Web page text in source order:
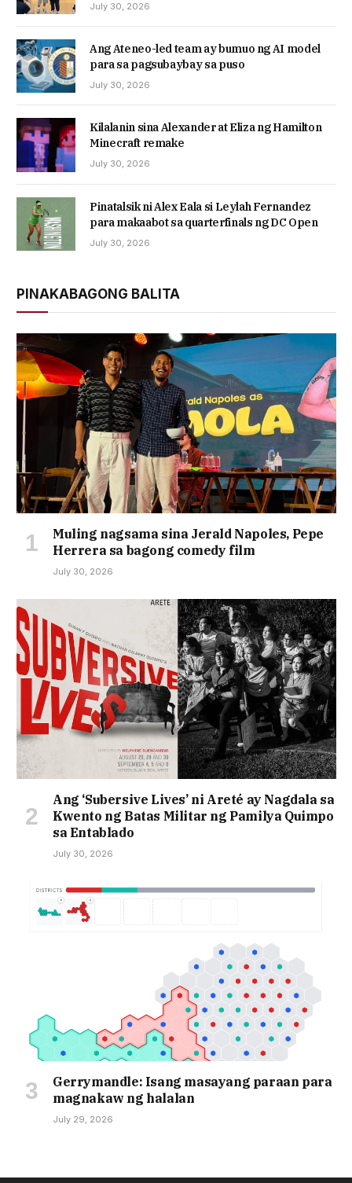
July 30, 2026
Ang Ateneo-led team ay bumuo ng AI model
para sa pagsubaybay sa puso
July 30, 2026
Kilalanin sina Alexander at Eliza ng Hamilton
Minecraft remake
July 30, 2026
Pinatalsik ni Alex Eala si Leylah Fernandez
para makaabot sa quarterfinals ng DC Open
July 30, 2026
PINAKABAGONG BALITA
Muling nagsama sina Jerald Napoles, Pepe
Herrera sa bagong comedy film
July 30, 2026
Ang ‘Subersive Lives’ ni Areté ay Nagdala sa
Kwento ng Batas Militar ng Pamilya Quimpo
sa Entablado
July 30, 2026
Gerrymandle: Isang masayang paraan para
magnakaw ng halalan
July 29, 2026